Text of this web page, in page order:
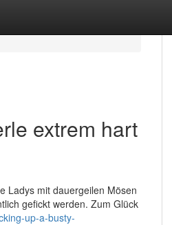
extrem hart
Ladys mit dauergeilen Mösen
gefickt werden. Zum Glück
up-a-busty-